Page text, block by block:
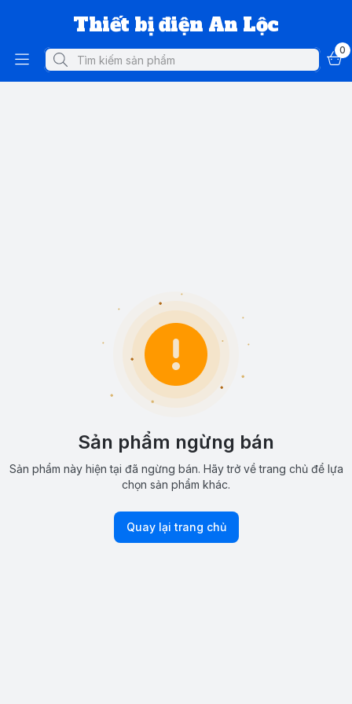
Thiết bị điện An Lộc
0
Sản phẩm ngừng bán
Sản phẩm này hiện tại đã ngừng bán. Hãy trở về trang chủ để lựa
chọn sản phẩm khác.
Quay lại trang chủ